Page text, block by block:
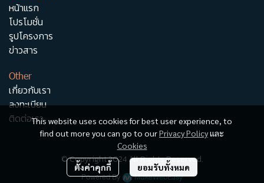
This website uses cookies for best user experience, to
find out more you can go to ourPrivacy Policyและ
Cookies
ตั้งค่าคุกกี้ ยอมรับทั้งหมด
หน้าแรก
โปรโมชั่น
รูปโครงการ
ข่าวสาร
Other
เกี่ยวกับเรา
ลงทะเบียน
ติดต่อเรา
© Copyright 2024 All Rights Reserved.
Powered By MakeWebEasy